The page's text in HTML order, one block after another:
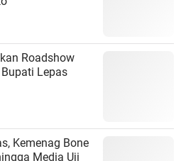
Roadshow
Bupati Lepas
Kemenag Bone
Media Uji